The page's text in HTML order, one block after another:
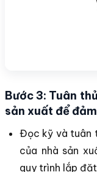
Bước 3: Tuân
sản xuất để
Đọc kỹ và tuân
của nhà sản
quy trình lắp